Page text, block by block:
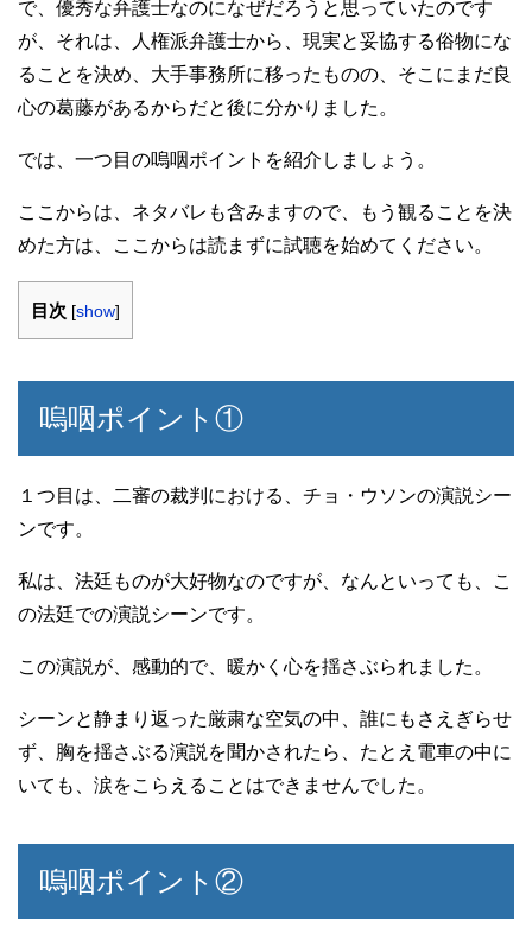
で、優秀な弁護士なのになぜだろうと思っていたのです
が、それは、人権派弁護士から、現実と妥協する俗物にな
ることを決め、大手事務所に移ったものの、そこにまだ良
心の葛藤があるからだと後に分かりました。
では、一つ目の嗚咽ポイントを紹介しましょう。
ここからは、ネタバレも含みますので、もう観ることを決
めた方は、ここからは読まずに試聴を始めてください。
目次 [show]
嗚咽ポイント①
１つ目は、二審の裁判における、チョ・ウソンの演説シー
ンです。
私は、法廷ものが大好物なのですが、なんといっても、こ
の法廷での演説シーンです。
この演説が、感動的で、暖かく心を揺さぶられました。
シーンと静まり返った厳粛な空気の中、誰にもさえぎらせ
ず、胸を揺さぶる演説を聞かされたら、たとえ電車の中に
いても、涙をこらえることはできませんでした。
嗚咽ポイント②